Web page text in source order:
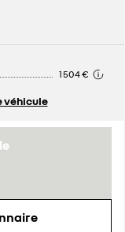
1 504 €
véhicule